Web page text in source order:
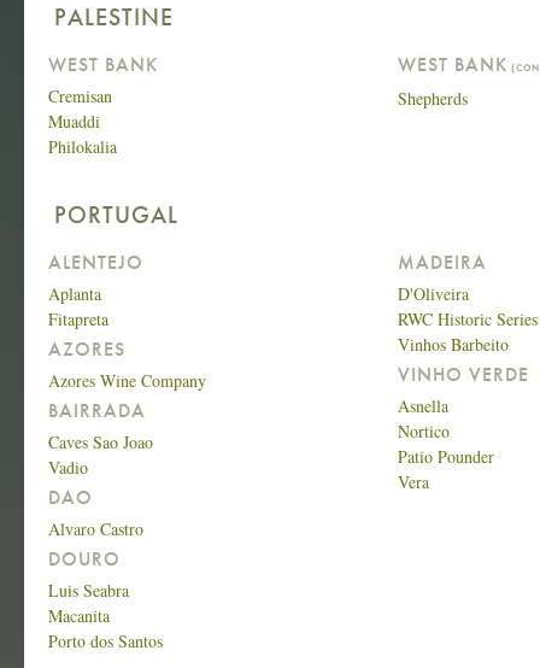
PALESTINE
WEST BANK
Cremisan
Muaddi
Philokalia
WEST BANK
Shepherds
PORTUGAL
ALENTEJO
Aplanta
Fitapreta
AZORES
Azores Wine Company
BAIRRADA
Caves Sao Joao
Vadio
DAO
Alvaro Castro
DOURO
Luis Seabra
Macanita
Porto dos Santos
MADEIRA
D'Oliveira
RWC Historic Series
Vinhos Barbeito
VINHO VERDE
Asnella
Nortico
Patio Pounder
Vera